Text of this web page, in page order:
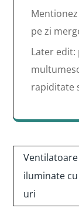
pe zi
Later edit:
rapiditate
Navigare
în
articole
Ventilatoare
iluminate cu
uri